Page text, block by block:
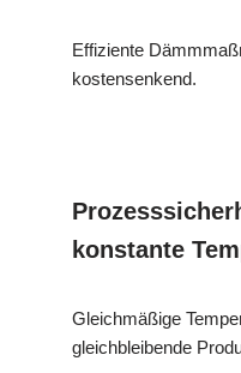
Effiziente
kostensenkend.
konstante
Gleichmäßige
gleichbleibende